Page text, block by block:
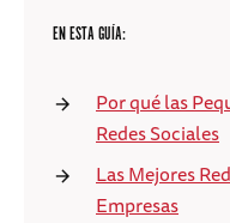
EN ESTA GUÍA:
Por qué las
Redes Sociales
Las Mejores
Empresas